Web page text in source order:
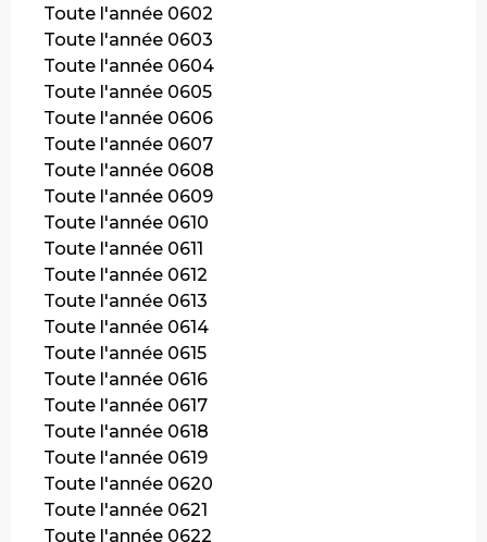
Toute l'année 0602
Toute l'année 0603
Toute l'année 0604
Toute l'année 0605
Toute l'année 0606
Toute l'année 0607
Toute l'année 0608
Toute l'année 0609
Toute l'année 0610
Toute l'année 0611
Toute l'année 0612
Toute l'année 0613
Toute l'année 0614
Toute l'année 0615
Toute l'année 0616
Toute l'année 0617
Toute l'année 0618
Toute l'année 0619
Toute l'année 0620
Toute l'année 0621
Toute l'année 0622